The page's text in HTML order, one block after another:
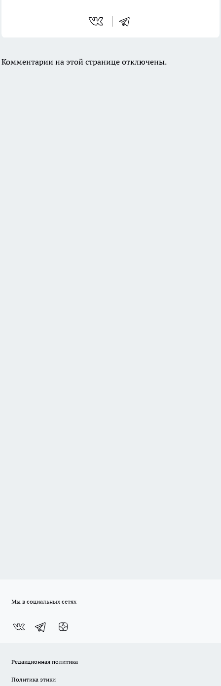
Комментарии на этой странице отключены.
Мы в социальных сетях
Редакционная политика
Политика этики